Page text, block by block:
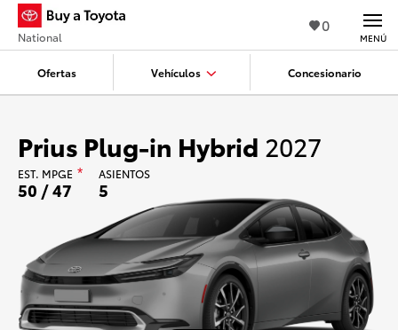
0
Ofertas Vehículos Concesionario
National MENÚ
Prius Plug-in Hybrid 2027
EST. MPGE * ASIENTOS
50 / 47 5